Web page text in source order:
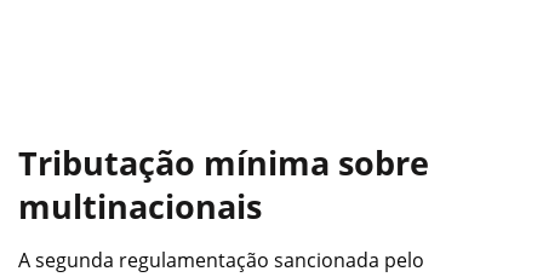
Tributação mínima sobre
multinacionais
A segunda regulamentação sancionada pelo